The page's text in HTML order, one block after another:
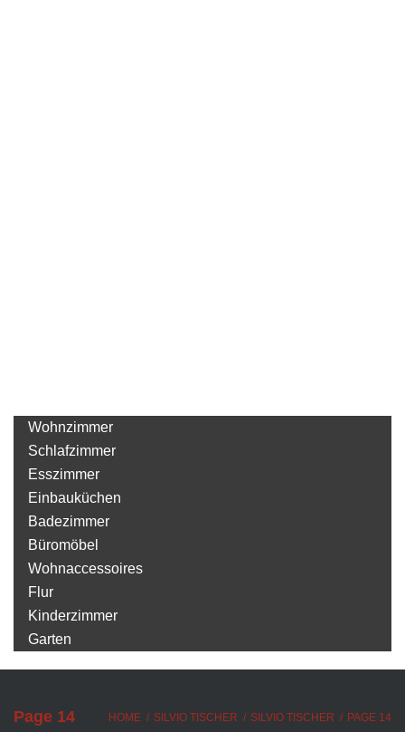
Wohnzimmer
Schlafzimmer
Esszimmer
Einbauküchen
Badezimmer
Büromöbel
Wohnaccessoires
Flur
Kinderzimmer
Garten
Page 14 HOME / SILVIO TISCHER / SILVIO TISCHER / PAGE 14